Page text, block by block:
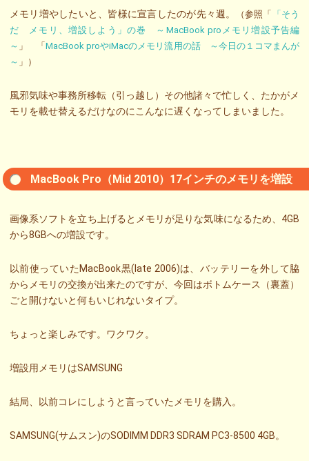
メモリ増やしたいと、皆様に宣言したのが先々週。 （参照「
「そう
だ メモリ、増設しよう」の巻 ～MacBook proメモリ増設予告編
～ 」 「MacBook proやiMacのメモリ流用の話 ～今日の１コマまんが
～ 」）
風邪気味や事務所移転（引っ越し）その他諸々で忙しく、たかがメ
モリを載せ替えるだけなのにこんなに遅くなってしまいました。
MacBook Pro（Mid 2010）17インチのメモリを増設
画像系ソフトを立ち上げるとメモリが足りな気味になるため、4GB
から8GBへの増設です。
以前使っていたMacBook黒(late 2006)は、バッテリーを外して脇
からメモリの交換が出来たのですが、今回はボトムケース（裏蓋）
ごと開けないと何もいじれないタイプ。
ちょっと楽しみです。ワクワク。
増設用メモリはSAMSUNG
結局、以前コレにしようと言っていたメモリを購入。
SAMSUNG(サムスン)のSODIMM DDR3 SDRAM PC3-8500 4GB。